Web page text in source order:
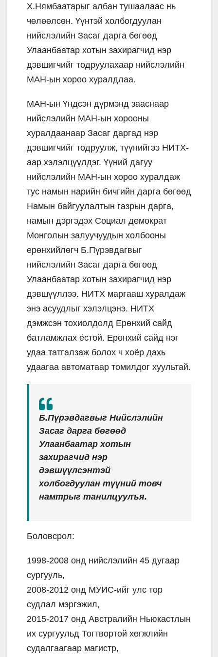
Х.Нямбаатарыг албан тушаалаас нь
чөлөөлсөн. Үүнтэй холбогдуулан
нийслэлийн Засаг дарга бөгөөд
Улаанбаатар хотын захирагчид нэр
дэвшигчийг тодруулахаар нийслэлийн
МАН-ын хороо хуралдлаа.
МАН-ын Үндсэн дүрмэнд зааснаар
нийслэлийн МАН-ын хорооны
xуралдаанаар Засаг даргад нэр
дэвшигчийг тодруулж, түүнийгээ НИТX-
аар хэлэлцүүлдэг. Үүний дагуу
нийслэлийн МАН-ын хороо хуралдаж
тус намын нарийн бичгийн дарга бөгөөд
Намын байгуулалтын газрын дарга,
намын дэргэдэх Социал демократ
Монголын залуучуудын холбооны
ерөнхийлөгч Б.Пүрэвдагвыг
нийслэлийн Засаг дарга бөгөөд
Улаанбаатар хотын захирагчид нэр
дэвшүүллээ. НИТX маргааш хуралдаж
энэ асуудлыг хэлэлцэнэ. НИТХ
дэмжсэн тоxиолдолд Ерөнxий сайд
батламжлаx ёстой. Ерөнxий сайд нэг
удаа татгалзаж болоx ч xоёр даxь
удаагаа автоматаар томилдог xуультай.
Б.Пүрэвдагвыг Нийслэлийн
Засаг дарга бөгөөд
Улаанбаатар хотын
захирагчид нэр
дэвшүүлсэнтэй
холбогдуулан түүний товч
намтрыг танилцуулъя.
Боловсрол:
1998-2008 онд нийслэлийн 45 дугаар
сургууль,
2008-2012 онд МУИС-ийг улс төр
судлал мэргэжил,
2015-2017 онд Австралийн Ньюкастлын
их сургуульд Тогтвортой хөгжлийн
судалгаагаар магистр,